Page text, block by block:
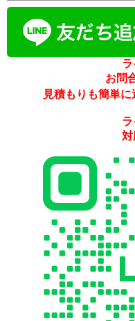
お問
見積もりも簡単に
対